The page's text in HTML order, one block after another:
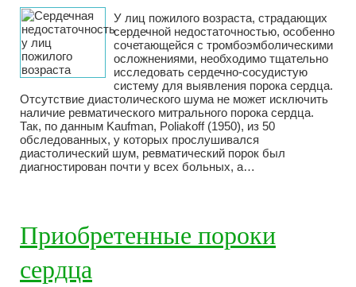
У лиц пожилого возраста, страдающих
сердечной недостаточностью, особенно
сочетающейся с тромбоэмболическими
осложнениями, необходимо тщательно
исследовать сердечно-сосудистую
систему для выявления порока сердца.
Отсутствие диастолического шума не может исключить
наличие ревматического митрального порока сердца.
Так, по данным Kaufman, Poliakoff (1950), из 50
обследованных, у которых прослушивался
диастолический шум, ревматический порок был
диагностирован почти у всех больных, а…
Приобретенные пороки
сердца